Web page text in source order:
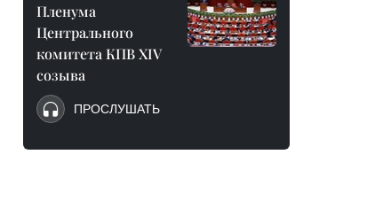
Пленума
Центрального
комитета КПВ XIV
созыва
ПРОСЛУШАТЬ